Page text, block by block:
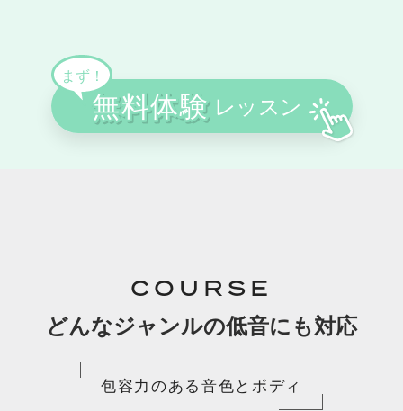
COURSE
どんなジャンルの低音にも対応
包容力のある音色とボディ